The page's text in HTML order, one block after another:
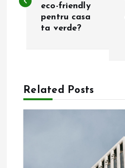
v
a
r
eco-friendly
pentru casa
ta verde?
Related Posts